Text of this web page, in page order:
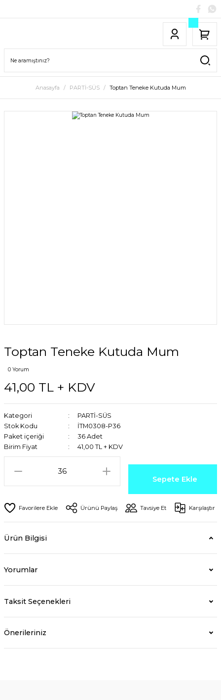
Anasayfa PARTİ-SÜS Toptan Teneke Kutuda Mum
Toptan Teneke Kutuda Mum
0 Yorum
41,00 TL + KDV
Kategori
PARTİ-SÜS
Stok Kodu
İTM0308-P36
Paket içeriği
36 Adet
Birim Fiyat
41,00 TL + KDV
Sepete Ekle
Ürünü Paylaş Tavsiye Et Karşılaştır
Ürün Bilgisi
Yorumlar
Taksit Seçenekleri
Önerileriniz